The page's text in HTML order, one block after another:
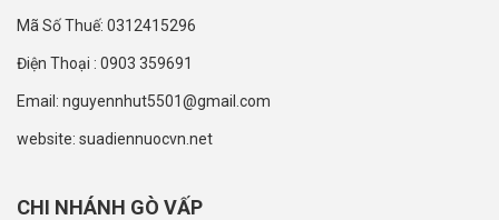
Mã Số Thuế: 0312415296
Điện Thoại : 0903 359691
Email: nguyennhut5501@gmail.com
website: suadiennuocvn.net
CHI NHÁNH GÒ VẤP